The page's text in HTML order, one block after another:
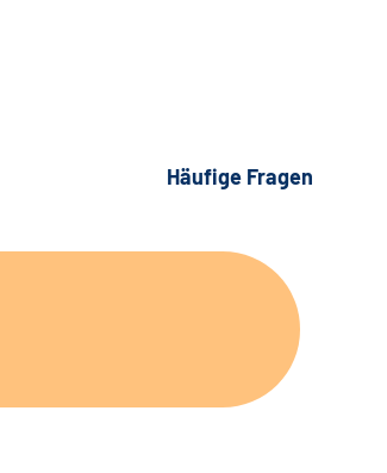
Häufige Fragen